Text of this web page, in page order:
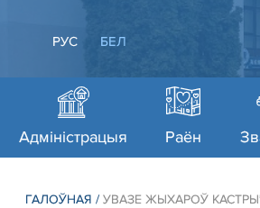
РУС БЕЛ
Адміністрацыя Раён
ГАЛОЎНАЯ /УВАЗЕ ЖЫХАРОЎ